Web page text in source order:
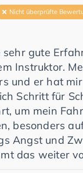
Nicht überprüfte
sehr gute
Instruktor.
und er hat
Schritt für
um mein
besonders
Angst und
das weiter